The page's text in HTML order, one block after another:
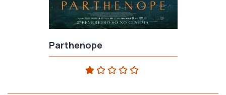
Parthenope